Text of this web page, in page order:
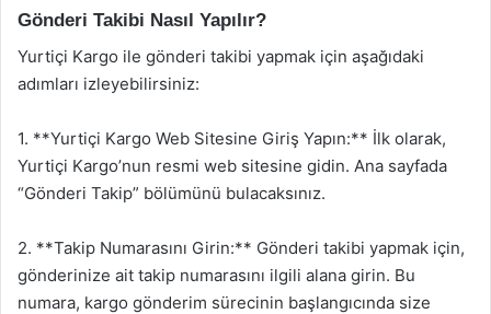
Gönderi Takibi Nasıl Yapılır?
Yurtiçi Kargo ile gönderi takibi yapmak için aşağıdaki
adımları izleyebilirsiniz:
1. **Yurtiçi Kargo Web Sitesine Giriş Yapın:** İlk olarak,
Yurtiçi Kargo’nun resmi web sitesine gidin. Ana sayfada
“Gönderi Takip” bölümünü bulacaksınız.
2. **Takip Numarasını Girin:** Gönderi takibi yapmak için,
gönderinize ait takip numarasını ilgili alana girin. Bu
numara, kargo gönderim sürecinin başlangıcında size